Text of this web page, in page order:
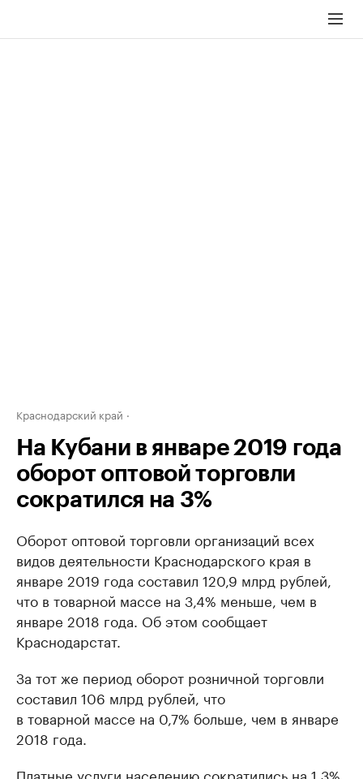
Краснодарский край
На Кубани в январе 2019 года
оборот оптовой торговли
сократился на 3%
Оборот оптовой торговли организаций всех
видов деятельности Краснодарского края в
январе 2019 года составил 120,9 млрд рублей,
что в товарной массе на 3,4% меньше, чем в
январе 2018 года. Об этом сообщает
Краснодарстат.
За тот же период оборот розничной торговли
составил 106 млрд рублей, что
в товарной массе на 0,7% больше, чем в январе
2018 года.
Платные услуги населению сократились на 1,3%